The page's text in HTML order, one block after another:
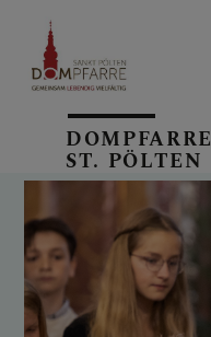
DOMPFARRE
ST. PÖLTEN